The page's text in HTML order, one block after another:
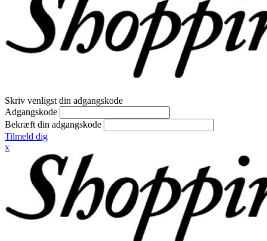
Skriv venligst din adgangskode
Adgangskode
Bekræft din adgangskode
Tilmeld dig
x